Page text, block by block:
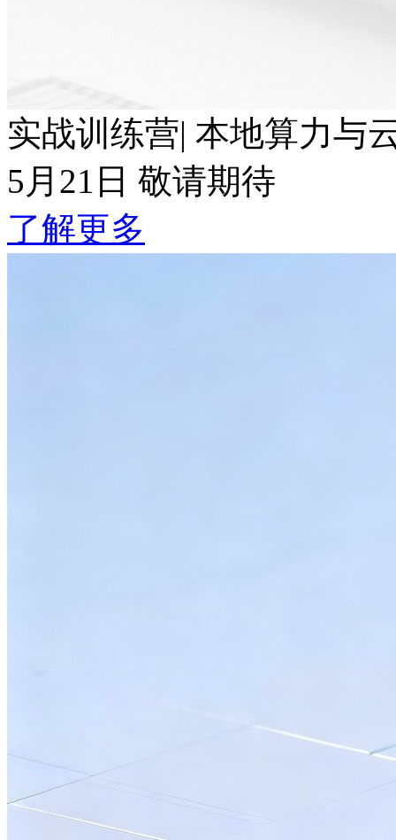
实战训练营| 本地算力与云端
5月21日 敬请期待
了解更多